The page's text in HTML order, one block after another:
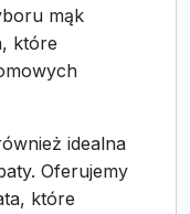
mąk
które
idealna
Oferujemy
które